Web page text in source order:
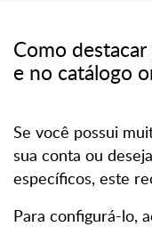
Como
e no catálogo
Se você possui
sua conta ou
específicos, este
Para configurá-lo,